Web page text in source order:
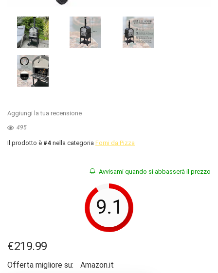
Aggiungi la tua recensione
495
Il prodotto è #4 nella categoria Forni da Pizza
Avvisami quando si abbasserà il prezzo
9.1
€219.99
Offerta migliore su: Amazon.it